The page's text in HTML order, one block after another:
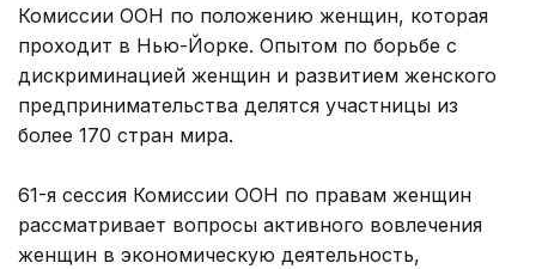
Комиссии ООН по положению женщин, которая
проходит в Нью-Йорке. Опытом по борьбе с
дискриминацией женщин и развитием женского
предпринимательства делятся участницы из
более 170 стран мира.
61-я сессия Комиссии ООН по правам женщин
рассматривает вопросы активного вовлечения
женщин в экономическую деятельность,